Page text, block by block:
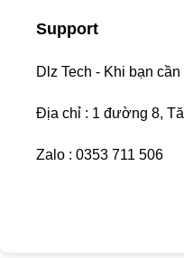
Support
Dlz Tech - Khi bạn
Địa chỉ : 1 đường 8,
Zalo : 0353 711 506